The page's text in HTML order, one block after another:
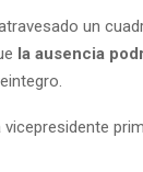
un
la ausencia